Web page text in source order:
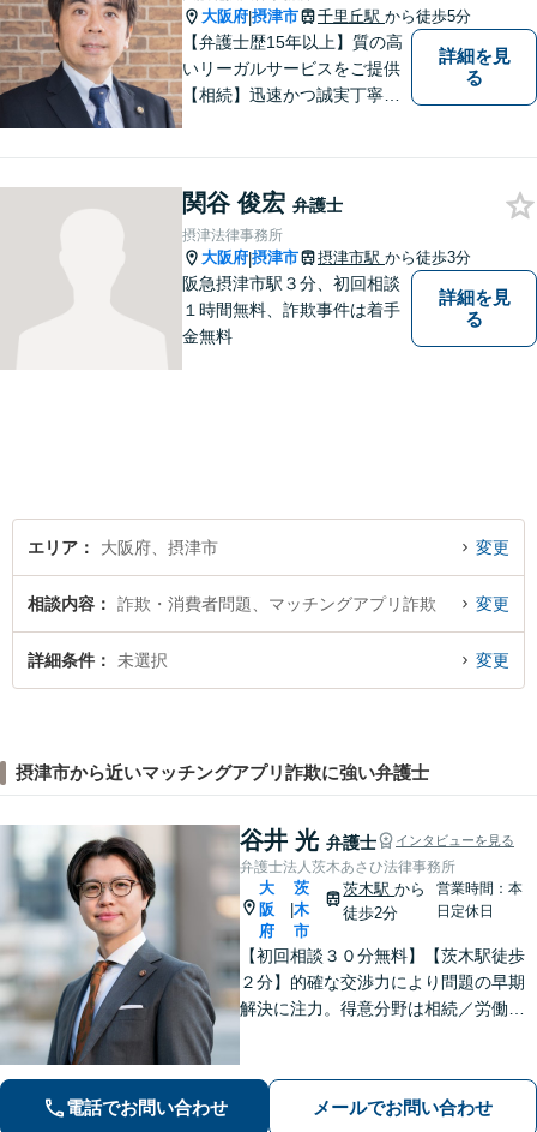
大阪府|摂津市 千里丘駅 から徒歩5分
【弁護士歴15年以上】質の高
いリーガルサービスをご提供
【相続】迅速かつ誠実丁寧な
作成／企業間トラブル／問題
社員の対応など。顧問契約も
可【オンライン面談】【千里
丘駅5分】
詳細を見
る
関谷 俊宏 弁護士
摂津法律事務所
大阪府|摂津市 摂津市駅 から徒歩3分
阪急摂津市駅３分、初回相談
１時間無料、詐欺事件は着手
金無料
詳細を見
る
エリア 大阪府、摂津市 変更
相談内容 詐欺・消費者問題、マッチングアプリ詐欺 変更
詳細条件 未選択 変更
摂津市から近いマッチングアプリ詐欺に強い弁護士
谷井 光 弁護士 インタビューを見る
弁護士法人茨木あさひ法律事務所
大
阪
府
茨
木
市
茨木駅から
徒歩2分
営業時間：本
日定休日
【初回相談３０分無料】【茨木駅徒歩
２分】的確な交渉力により問題の早期
解決に注力。得意分野は相続／労働／
度の高い解決を目指します。まずはお
気軽にお電話下さい。
電話でお問い合わせ メールでお問い合わせ